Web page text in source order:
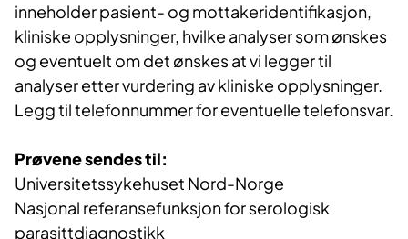
inneholder pasient- og mottakeridentifikasjon,
kliniske opplysninger, hvilke analyser som ønskes
og eventuelt om det ønskes at vi legger til
analyser etter vurdering av kliniske opplysninger.
Legg til telefonnummer for eventuelle telefonsvar.
Prøvene sendes til:
Universitetssykehuset Nord-Norge
Nasjonal referansefunksjon for serologisk
parasittdiagnostikk